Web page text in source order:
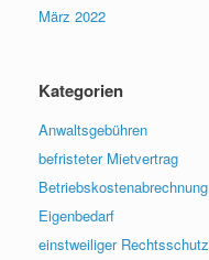
März 2022
Kategorien
Anwaltsgebühren
befristeter Mietvertrag
Betriebskostenabrechnung
Eigenbedarf
einstweiliger Rechtsschutz